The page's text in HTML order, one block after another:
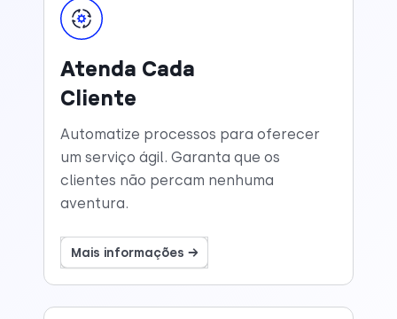
Atenda Cada
Cliente
Automatize processos para oferecer
um serviço ágil. Garanta que os
clientes não percam nenhuma
aventura.
Mais informações →